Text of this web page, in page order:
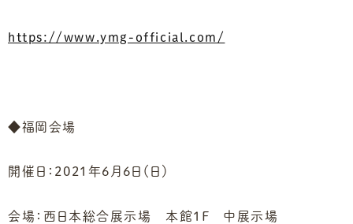
https://www.ymg-official.com/
◆福岡会場
開催日：2021年6月6日（日）
会場：西日本総合展示場 本館1F 中展示場